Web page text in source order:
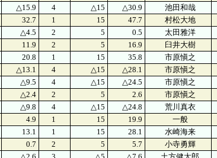
△15.9 4 △15 △30.9 池田和哉
32.7 1 15 47.7 村松大地
△4.5 2 5 0.5 太田雅洋
11.9 2 5 16.9 臼井大樹
20.8 1 15 35.8 市原愼之
△13.1 4 △15 △28.1 市原愼之
△9.5 4 △15 △24.5 市原愼之
△2.4 2 5 2.6 市原愼之
△9.8 4 △15 △24.8 荒川真衣
4.9 1 15 19.9 一般
13.1 1 15 28.1 水崎海来
0.7 2 5 5.7 小寺勇輝